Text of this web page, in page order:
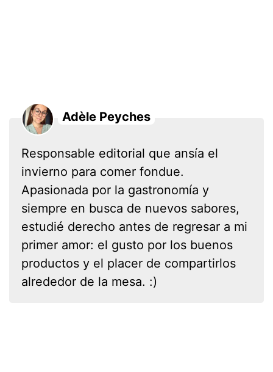
Adèle Peyches
Responsable editorial que ansía el
invierno para comer fondue.
Apasionada por la gastronomía y
siempre en busca de nuevos sabores,
estudié derecho antes de regresar a mi
primer amor: el gusto por los buenos
productos y el placer de compartirlos
alrededor de la mesa. :)